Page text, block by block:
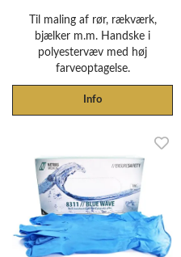
Til maling af rør, rækværk,
bjælker m.m. Handske i
polyestervæv med høj
farveoptagelse.
Info